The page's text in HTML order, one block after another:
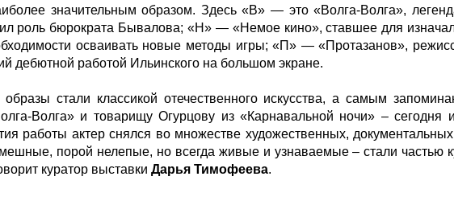
значительным образом. Здесь «В» — это «Волга-Волга»,
роль бюрократа Бывалова; «Н» — «Немое кино», ставшее для
осваивать новые методы игры; «П» — «Протазанов»,
дебютной работой Ильинского на большом экране.
стали классикой отечественного искусства, а самым
Волга» и товарищу Огурцову из «Карнавальной ночи» – сегодня
работы актер снялся во множестве художественных,
порой нелепые, но всегда живые и узнаваемые – стали частью
куратор выставки Дарья Тимофеева.